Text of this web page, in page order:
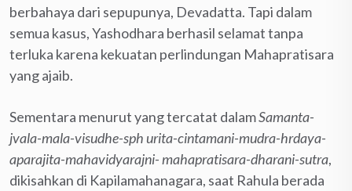
berbahaya dari sepupunya, Devadatta. Tapi dalam
semua kasus, Yashodhara berhasil selamat tanpa
terluka karena kekuatan perlindungan Mahapratisara
yang ajaib.
Sementara menurut yang tercatat dalamSamanta-
jvala-mala-visudhe-sph urita-cintamani-mudra-hrdaya-
aparajita-mahavidyarajni- mahapratisara-dharani-sutra,
dikisahkan di Kapilamahanagara, saat Rahula berada